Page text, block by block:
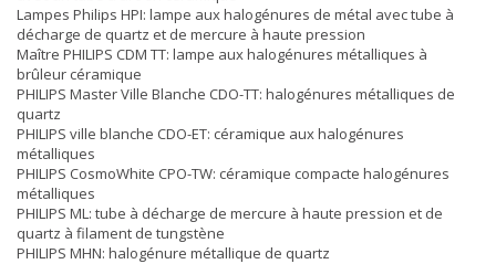
Lampes Philips HPI: lampe aux halogénures de métal avec tube à
décharge de quartz et de mercure à haute pression
Maître PHILIPS CDM TT: lampe aux halogénures métalliques à
brûleur céramique
PHILIPS Master Ville Blanche CDO-TT: halogénures métalliques de
quartz
PHILIPS ville blanche CDO-ET: céramique aux halogénures
métalliques
PHILIPS CosmoWhite CPO-TW: céramique compacte halogénures
métalliques
PHILIPS ML: tube à décharge de mercure à haute pression et de
quartz à filament de tungstène
PHILIPS MHN: halogénure métallique de quartz